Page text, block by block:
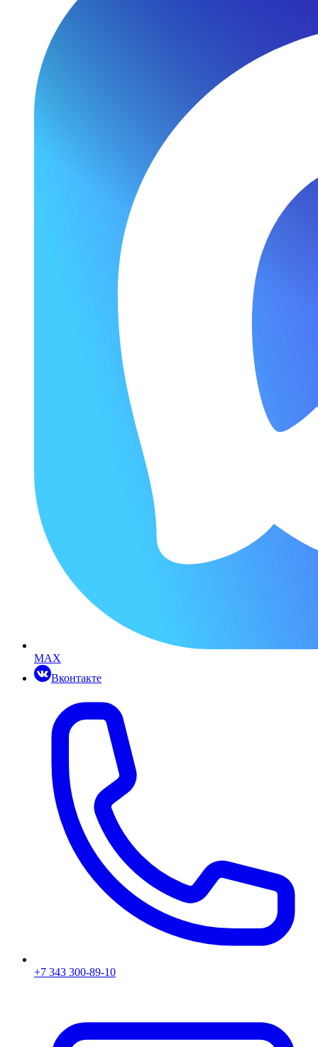
MAX
Вконтакте
+7 343 300-89-10